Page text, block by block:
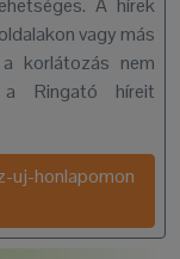
A hírek
vagy más
korlátozás nem
Ringató híreit
uj-honlapomon